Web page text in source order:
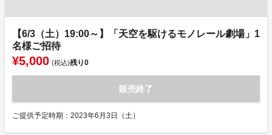
【6/3（土）19:00～】「天空を駆けるモノレール劇場」1
名様ご招待
¥5,000 (税込)残り0
販売終了
ご提供予定時期：2023年6月3日（土）